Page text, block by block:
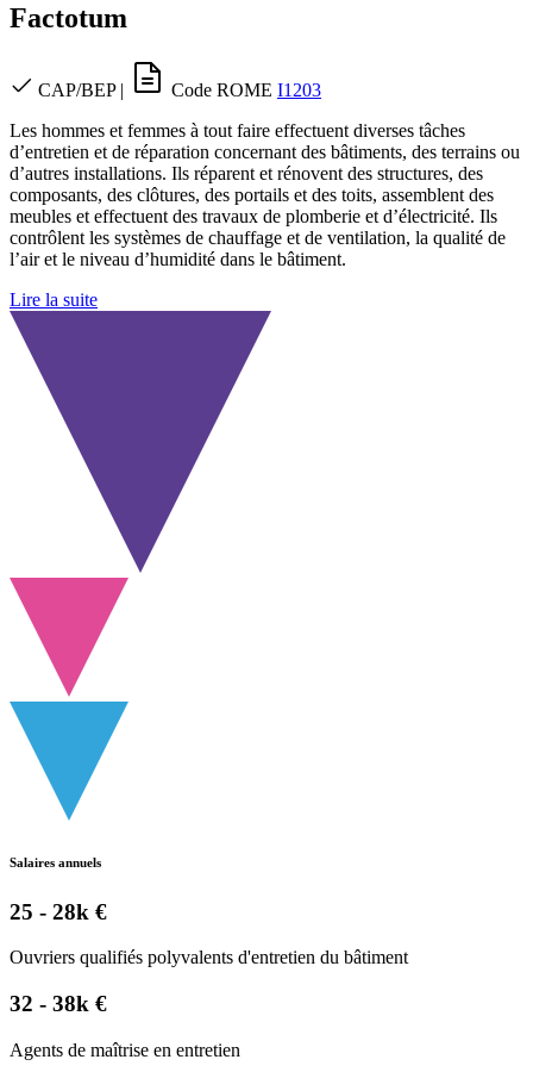
Factotum
CAP/BEP | Code ROME I1203
Les hommes et femmes à tout faire effectuent diverses tâches
d’entretien et de réparation concernant des bâtiments, des terrains ou
d’autres installations. Ils réparent et rénovent des structures, des
composants, des clôtures, des portails et des toits, assemblent des
meubles et effectuent des travaux de plomberie et d’électricité. Ils
contrôlent les systèmes de chauffage et de ventilation, la qualité de
l’air et le niveau d’humidité dans le bâtiment.
Lire la suite
Salaires annuels
25 - 28k €
Ouvriers qualifiés polyvalents d'entretien du bâtiment
32 - 38k €
Agents de maîtrise en entretien